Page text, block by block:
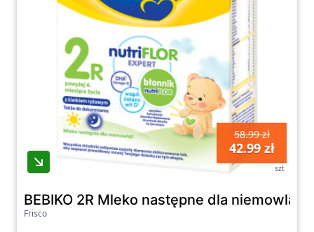
58.99 zł
42.99 zł
szt
BEBIKO 2R Mleko następne dla niemowląt
Frisco